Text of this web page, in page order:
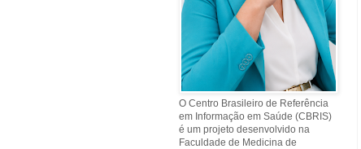
O Centro Brasileiro de Referência
em Informação em Saúde (CBRIS)
é um projeto desenvolvido na
Faculdade de Medicina de